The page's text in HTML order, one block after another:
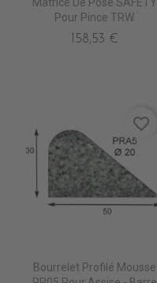
Pour Pince TRW
158,53 €
Bourrelet Profilé Mousse
favorite_border